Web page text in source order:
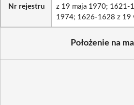
Nr rejestru
z 19 maja 1970; 1621-
1974; 1626-1628 z 19
Położenie na